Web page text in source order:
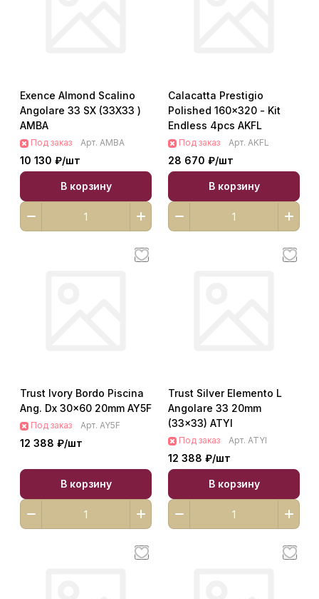
Exence Almond Scalino
Angolare 33 SX (33X33 )
AMBA
Под заказ Арт. AMBA
10 130 ₽/шт
В корзину
Calacatta Prestigio
Polished 160x320 - Kit
Endless 4pcs AKFL
Под заказ Арт. AKFL
28 670 ₽/шт
В корзину
Trust Ivory Bordo Piscina
Ang. Dx 30x60 20mm AY5F
Под заказ Арт. AY5F
12 388 ₽/шт
В корзину
Trust Silver Elemento L
Angolare 33 20mm
(33x33) ATYI
Под заказ Арт. ATYI
12 388 ₽/шт
В корзину